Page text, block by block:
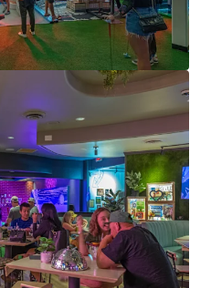
TX, 77706, US